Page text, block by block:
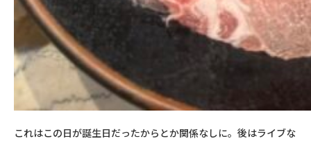
これはこの日が誕生日だったからとか関係なしに。後はライブな